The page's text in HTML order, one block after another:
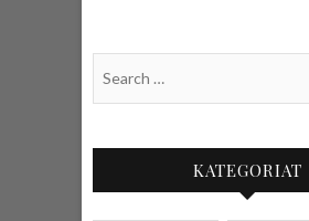
KATEGORIAT